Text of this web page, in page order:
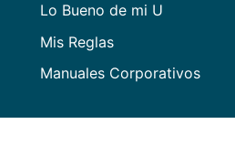
Lo Bueno de mi U
Mis Reglas
Manuales Corporativos